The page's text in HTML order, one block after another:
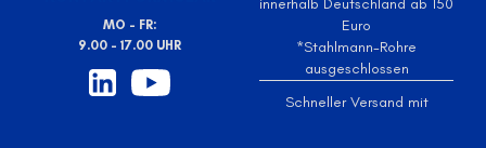
MO - FR:
9.00 - 17.00 UHR
innerhalb Deutschland ab 150
Euro
*Stahlmann-Rohre
ausgeschlossen
Schneller Versand mit